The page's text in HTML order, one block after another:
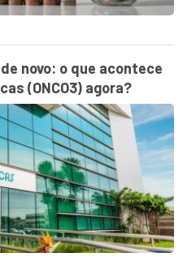
novo: o que acontece
(ONCO3) agora?